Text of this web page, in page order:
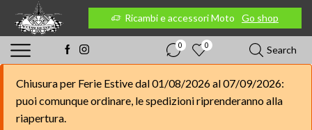
Go shop Ricambi e accessori Moto Go shop
0 0 Search
Chiusura per Ferie Estive dal 01/08/2026 al 07/09/2026:
puoi comunque ordinare, le spedizioni riprenderanno alla
riapertura.